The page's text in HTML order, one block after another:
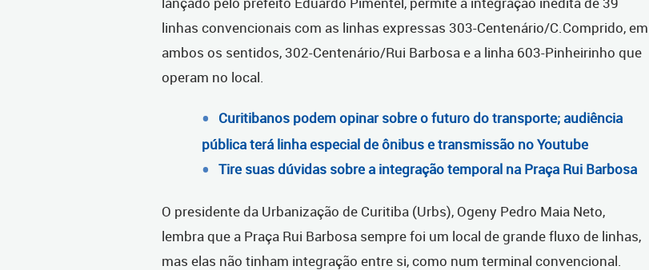
linhas convencionais com as linhas expressas 303-Centenário/C.Comprido, em
ambos os sentidos, 302-Centenário/Rui Barbosa e a linha 603-Pinheirinho que
operam no local.
Curitibanos podem opinar sobre o futuro do transporte; audiência
pública terá linha especial de ônibus e transmissão no Youtube
Tire suas dúvidas sobre a integração temporal na Praça Rui Barbosa
O presidente da Urbanização de Curitiba (Urbs), Ogeny Pedro Maia Neto,
lembra que a Praça Rui Barbosa sempre foi um local de grande fluxo de linhas,
mas elas não tinham integração entre si, como num terminal convencional.